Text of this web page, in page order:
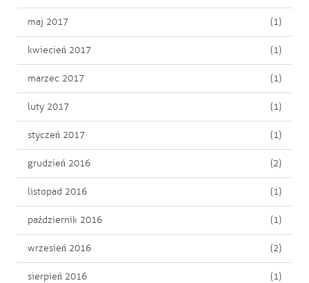
maj 2017 (1)
kwiecień 2017 (1)
marzec 2017 (1)
luty 2017 (1)
styczeń 2017 (1)
grudzień 2016 (2)
listopad 2016 (1)
październik 2016 (1)
wrzesień 2016 (2)
sierpień 2016 (1)